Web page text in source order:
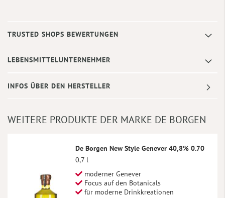
TRUSTED SHOPS BEWERTUNGEN
LEBENSMITTELUNTERNEHMER
INFOS ÜBER DEN HERSTELLER
WEITERE PRODUKTE DER MARKE DE BORGEN
De Borgen New Style Genever 40,8% 0.70
0,7 l
moderner Genever
Focus auf den Botanicals
für moderne Drinkkreationen